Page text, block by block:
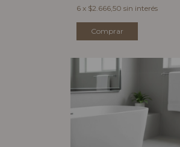
6 x $2.666,50 sin interés
Comprar